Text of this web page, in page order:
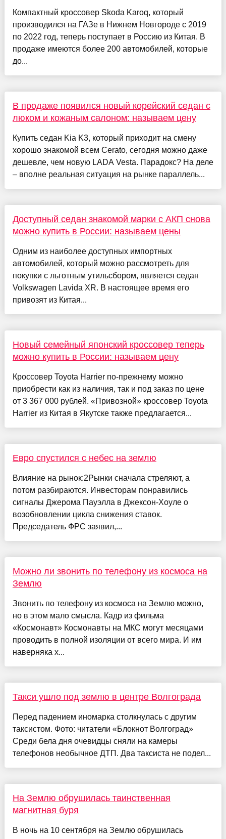
Компактный кроссовер Skoda Karoq, который
производился на ГАЗе в Нижнем Новгороде с 2019
по 2022 год, теперь поступает в Россию из Китая. В
продаже имеются более 200 автомобилей, которые
до...
В продаже появился новый корейский седан с
люком и кожаным салоном: называем цену
Купить седан Kia K3, который приходит на смену
хорошо знакомой всем Cerato, сегодня можно даже
дешевле, чем новую LADA Vesta. Парадокс? На деле
– вполне реальная ситуация на рынке параллель...
Доступный седан знакомой марки с АКП снова
можно купить в России: называем цены
Одним из наиболее доступных импортных
автомобилей, который можно рассмотреть для
покупки с льготным утильсбором, является седан
Volkswagen Lavida XR. В настоящее время его
привозят из Китая...
Новый семейный японский кроссовер теперь
можно купить в России: называем цену
Кроссовер Toyota Harrier по-прежнему можно
приобрести как из наличия, так и под заказ по цене
от 3 367 000 рублей. «Привозной» кроссовер Toyota
Harrier из Китая в Якутске также предлагается...
Евро спустился с небес на землю
Влияние на рынок:2Рынки сначала стреляют, а
потом разбираются. Инвесторам понравились
сигналы Джерома Пауэлла в Джексон-Хоуле о
возобновлении цикла снижения ставок.
Председатель ФРС заявил,...
Можно ли звонить по телефону из космоса на
Землю
Звонить по телефону из космоса на Землю можно,
но в этом мало смысла. Кадр из фильма
«Космонавт» Космонавты на МКС могут месяцами
проводить в полной изоляции от всего мира. И им
наверняка х...
Такси ушло под землю в центре Волгограда
Перед падением иномарка столкнулась с другим
таксистом. Фото: читатели «Блокнот Волгоград»
Среди бела дня очевидцы сняли на камеры
телефонов необычное ДТП. Два таксиста не подел...
На Землю обрушилась таинственная
магнитная буря
В ночь на 10 сентября на Землю обрушилась